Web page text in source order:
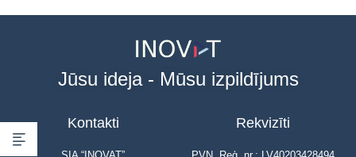
Jūsu ideja - Mūsu izpildījums
Kontakti Rekvizīti